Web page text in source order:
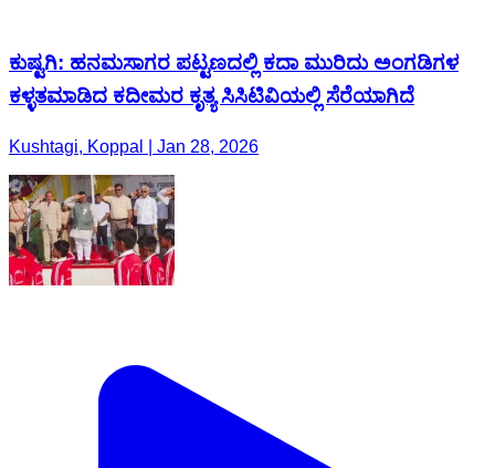
ಕುಷ್ಟಗಿ: ಹನಮಸಾಗರ ಪಟ್ಟಣದಲ್ಲಿ ಕದಾ ಮುರಿದು ಅಂಗಡಿಗಳ
ಕಳ್ಳತಮಾಡಿದ ಕದೀಮರ ಕೃತ್ಯ ಸಿಸಿಟಿವಿಯಲ್ಲಿ ಸೆರೆಯಾಗಿದೆ
Kushtagi, Koppal | Jan 28, 2026